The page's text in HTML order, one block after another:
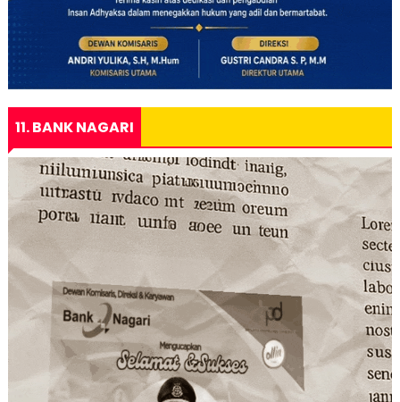
11. BANK NAGARI